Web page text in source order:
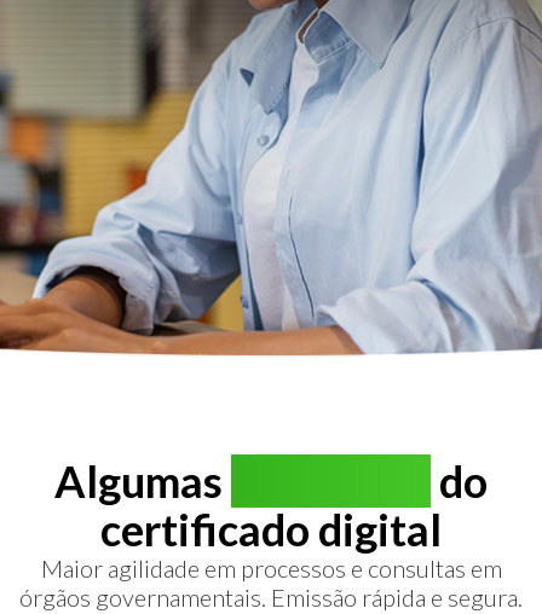
Algumas
do
certificado digital
Maior agilidade em processos e consultas em
órgãos governamentais. Emissão rápida e segura.